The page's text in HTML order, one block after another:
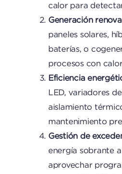
calor para
Generación
paneles solares,
baterías, o
procesos con
Eficiencia
LED, variadores
aislamiento
mantenimiento
Gestión de
energía sobrante
aprovechar